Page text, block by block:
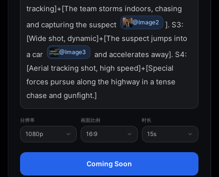
tracking]+[The team storms indoors, chasing
and capturing the suspect
@Image2
]. S3:
[Wide shot, dynamic]+[The suspect jumps into
a car
@Image3
and accelerates away]. S4:
[Aerial tracking shot, high speed]+[Special
forces pursue along the highway in a tense
chase and gunfight.]
分辨率
1080p
画面比例
16:9
时长
15s
Coming Soon